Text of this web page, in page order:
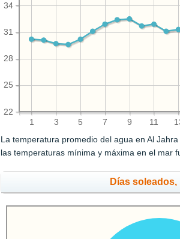
1 3 5 7 9 11
22
25
28
31
34
La temperatura promedio del agua en Al
las temperaturas mínima y máxima en el mar
Días